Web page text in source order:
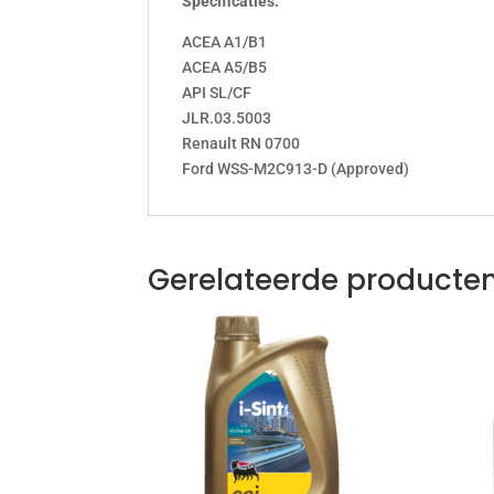
ACEA A1/B1
ACEA A5/B5
API SL/CF
JLR.03.5003
Renault RN 0700
Ford WSS-M2C913-D (Approved)
Gerelateerde